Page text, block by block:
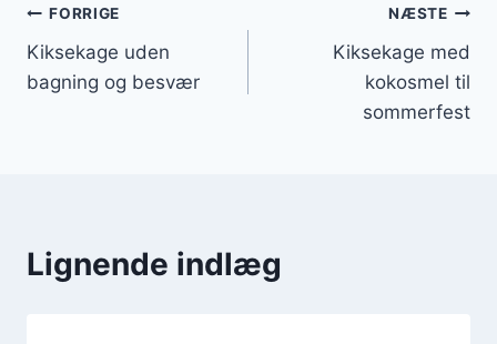
Indlægsnavigation
FORRIGE
Kiksekage uden
bagning og besvær
NÆSTE
Kiksekage med
kokosmel til
sommerfest
Lignende indlæg